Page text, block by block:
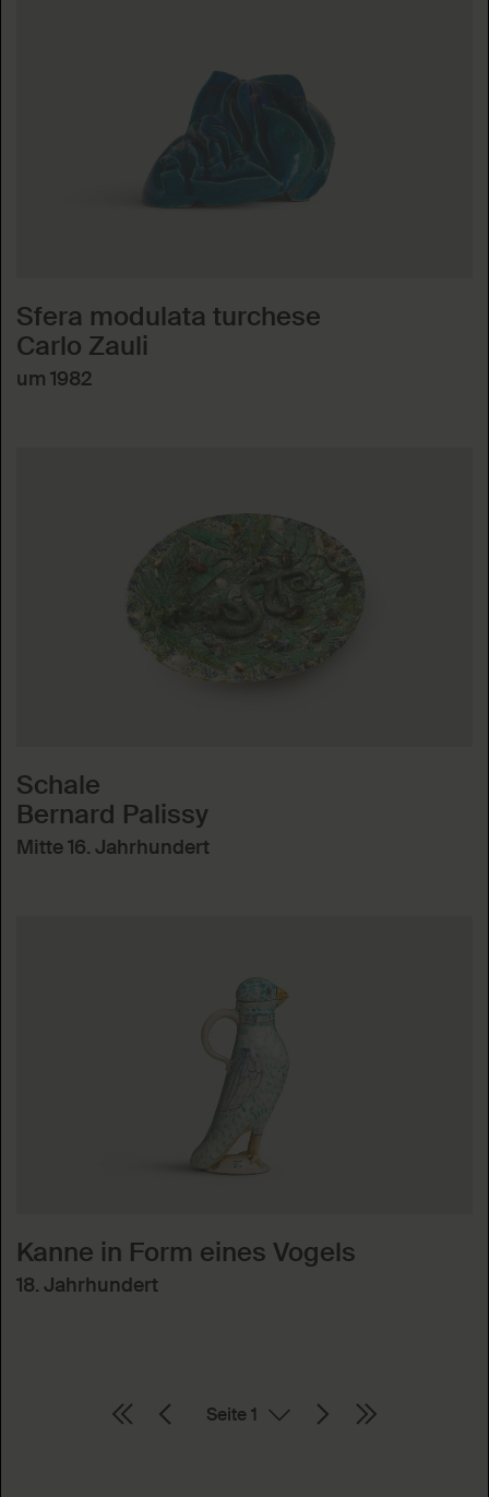
Sfera modulata turchese
Carlo Zauli
um 1982
Schale
Bernard Palissy
Mitte 16. Jahrhundert
Kanne in Form eines Vogels
18. Jahrhundert